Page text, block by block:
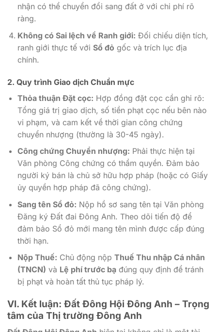
nhận có thể chuyển đổi sang đất ở với chi phí rõ
ràng.
Không có Sai lệch về Ranh giới: Đối chiếu diện tích,
ranh giới thực tế với Sổ đỏ gốc và trích lục địa
chính.
2. Quy trình Giao dịch Chuẩn mực
Thỏa thuận Đặt cọc: Hợp đồng đặt cọc cần ghi rõ:
Tổng giá trị giao dịch, số tiền phạt cọc nếu bên nào
vi phạm, và cam kết về thời gian công chứng
chuyển nhượng (thường là 30-45 ngày).
Công chứng Chuyển nhượng: Phải thực hiện tại
Văn phòng Công chứng có thẩm quyền. Đảm bảo
người ký bán là chủ sở hữu hợp pháp (hoặc có Giấy
ủy quyền hợp pháp đã công chứng).
Sang tên Sổ đỏ: Nộp hồ sơ sang tên tại Văn phòng
Đăng ký Đất đai Đông Anh. Theo dõi tiến độ để
đảm bảo Sổ đỏ mới mang tên mình được cấp đúng
thời hạn.
Nộp Thuế: Chủ động nộp Thuế Thu nhập Cá nhân
(TNCN) và Lệ phí trước bạđúng quy định để tránh
bị phạt và hoàn tất thủ tục pháp lý.
VI. Kết luận: Đất Đông Hội Đông Anh – Trọng
tâm của Thị trường Đông Anh